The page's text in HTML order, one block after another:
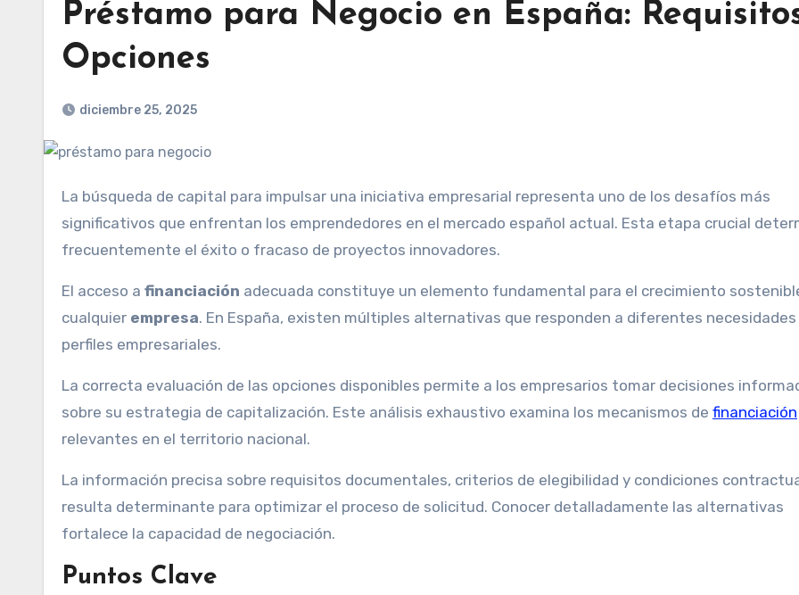
Préstamo para Negocio en España:
Opciones
diciembre 25, 2025
La búsqueda de capital para impulsar una iniciativa empresarial representa uno de los desafíos más
significativos que enfrentan los emprendedores en el mercado español actual. Esta etapa crucial
frecuentemente el éxito o fracaso de proyectos innovadores.
El acceso a financiación adecuada constituye un elemento fundamental para el crecimiento
cualquier empresa. En España, existen múltiples alternativas que responden a diferentes necesidades
perfiles empresariales.
La correcta evaluación de las opciones disponibles permite a los empresarios tomar decisiones
sobre su estrategia de capitalización. Este análisis exhaustivo examina los mecanismos de financiación
relevantes en el territorio nacional.
La información precisa sobre requisitos documentales, criterios de elegibilidad y condiciones
resulta determinante para optimizar el proceso de solicitud. Conocer detalladamente las alternativas
fortalece la capacidad de negociación.
Puntos Clave